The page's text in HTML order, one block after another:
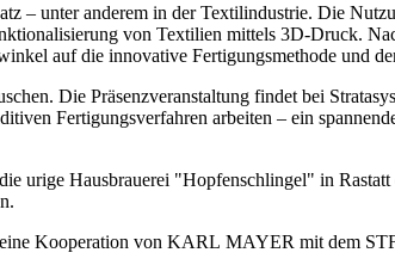
unter anderem in der Textilindustrie. Die
von Textilien mittels 3D-Druck.
auf die innovative Fertigungsmethode und
Die Präsenzveranstaltung findet bei
Fertigungsverfahren arbeiten – ein
urige Hausbrauerei "Hopfenschlingel" in
Kooperation von KARL MAYER mit dem